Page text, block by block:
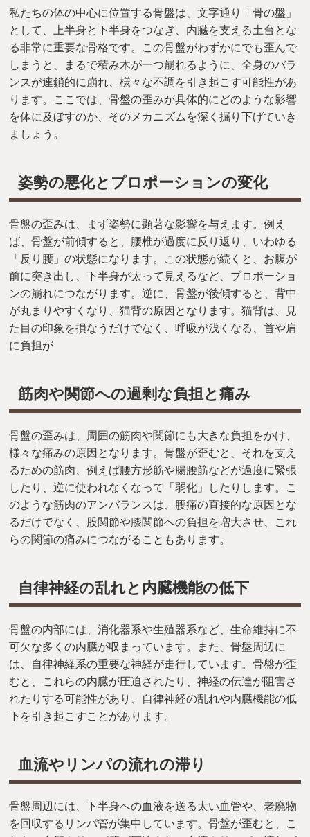
私たちの体の中心に位置する骨盤は、文字通り「骨の盤」
として、上半身と下半身をつなぎ、内臓を支える土台とな
る非常に重要な骨格です。この骨盤がわずかにでも歪んで
しまうと、まるで積み木が一つ崩れるように、全身のバラ
ンスが連鎖的に崩れ、様々な不調を引き起こす可能性があ
ります。ここでは、骨盤の歪みが具体的にどのような影響
を体に及ぼすのか、そのメカニズムを深く掘り下げていき
ましょう。
姿勢の悪化とプロポーションの変化
骨盤の歪みは、まず姿勢に顕著な影響を与えます。例え
ば、骨盤が前傾すると、腰椎が過度に反り返り、いわゆる
「反り腰」の状態になります。この状態が続くと、お腹が
前に突き出し、下半身が太って見えるなど、プロポーショ
ンの崩れにつながります。逆に、骨盤が後傾すると、背中
が丸まりやすくなり、猫背の原因となります。猫背は、見
た目の印象を損なうだけでなく、呼吸が浅くなる、首や肩
に負担が
筋肉や関節への過剰な負担と痛み
骨盤の歪みは、周囲の筋肉や関節にも大きな負担をかけ、
様々な痛みの原因となります。骨盤が歪むと、それを支え
るための筋肉、例えば腰方形筋や腸腰筋などが過度に緊張
したり、逆に使われなくなって「弱化」したりします。こ
のような筋肉のアンバランスは、腰痛の直接的な原因とな
るだけでなく、股関節や膝関節への負担を増大させ、これ
らの関節の痛みにつながることもあります。
自律神経の乱れと内臓機能の低下
骨盤の内部には、消化器系や生殖器系など、生命維持に不
可欠な多くの内臓が収まっています。また、骨盤周辺に
は、自律神経系の重要な神経が走行しています。骨盤が歪
むと、これらの内臓が圧迫されたり、神経の伝達が阻害さ
れたりする可能性があり、自律神経の乱れや内臓機能の低
下を引き起こすことがあります。
血流やリンパの流れの滞り
骨盤周辺には、下半身への血液を送る太い血管や、老廃物
を回収するリンパ管が集中しています。骨盤が歪むと、こ